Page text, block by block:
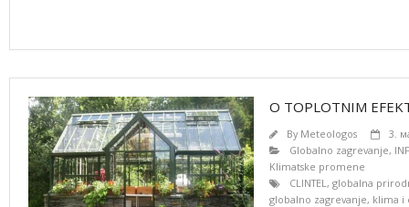
O TOPLOTNIM
By Meteologos
3.
Globalno zagrevanje,
Klimatske promene
CLINTEL, globalna
globalno zagrevanje, klima i